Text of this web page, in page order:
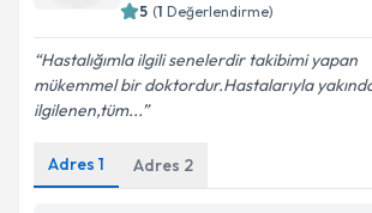
Metni'ni okudum ve kişisel
kapsamda işlenmesini kabul
5 (1 Değerlendirme)
Hastalığımla ilgili senelerdir takibimi yapan
mükemmel bir doktordur.Hastalarıyla
ilgilenen,tüm...
Adres 1 Adres 2